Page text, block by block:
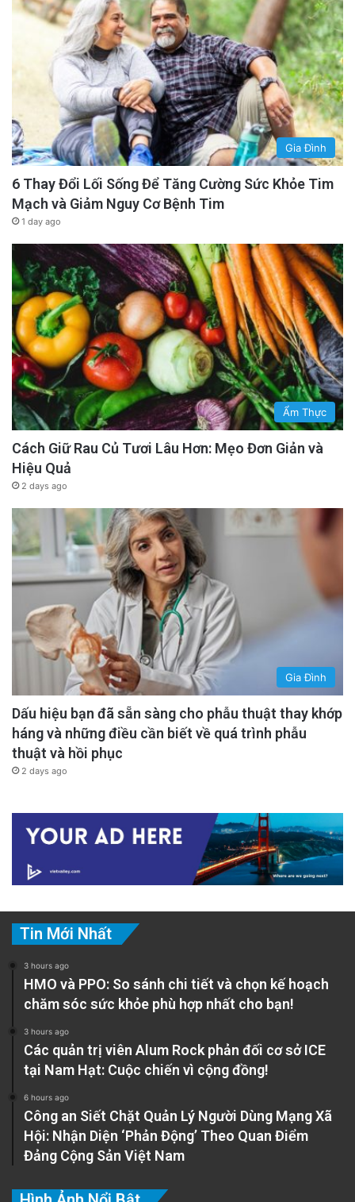
Gia Đình
6 Thay Đổi Lối Sống Để Tăng Cường Sức Khỏe Tim
Mạch và Giảm Nguy Cơ Bệnh Tim
1 day ago
Ẩm Thực
Cách Giữ Rau Củ Tươi Lâu Hơn: Mẹo Đơn Giản và
Hiệu Quả
2 days ago
Gia Đình
Dấu hiệu bạn đã sẵn sàng cho phẫu thuật thay khớp
háng và những điều cần biết về quá trình phẫu
thuật và hồi phục
2 days ago
Tin Mới Nhất
3 hours ago
HMO và PPO: So sánh chi tiết và chọn kế hoạch
chăm sóc sức khỏe phù hợp nhất cho bạn!
3 hours ago
Các quản trị viên Alum Rock phản đối cơ sở ICE
tại Nam Hạt: Cuộc chiến vì cộng đồng!
6 hours ago
Công an Siết Chặt Quản Lý Người Dùng Mạng Xã
Hội: Nhận Diện ‘Phản Động’ Theo Quan Điểm
Đảng Cộng Sản Việt Nam